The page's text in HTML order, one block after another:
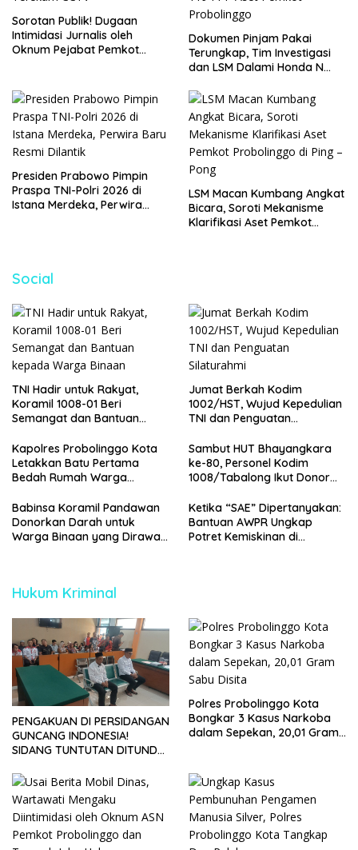
Sorotan Publik! Dugaan
Intimidasi Jurnalis oleh
Oknum Pejabat Pemkot
Dokumen Pinjam Pakai
Terungkap, Tim Investigasi
dan LSM Dalami Honda N
Probolinggo
Presiden Prabowo Pimpin
Praspa TNI-Polri 2026 di
Istana Merdeka, Perwira
LSM Macan Kumbang Angkat
Bicara, Soroti Mekanisme
Klarifikasi Aset Pemkot
Social
TNI Hadir untuk Rakyat,
Koramil 1008-01 Beri
Semangat dan Bantuan
Jumat Berkah Kodim
1002/HST, Wujud Kepedulian
TNI dan Penguatan
Kapolres Probolinggo Kota
Letakkan Batu Pertama
Bedah Rumah Warga
HUT Bhayangkara ke-80
Sambut HUT Bhayangkara
ke-80, Personel Kodim
1008/Tabalong Ikut Donor
Babinsa Koramil Pandawan
Donorkan Darah untuk
Warga Binaan yang Dirawat
Ketika “SAE” Dipertanyakan:
Bantuan AWPR Ungkap
Potret Kemiskinan di
Hukum Kriminal
PENGAKUAN DI PERSIDANGAN
GUNCANG INDONESIA!
SIDANG TUNTUTAN DITUNDA,
MENGAMUK DI PN MALANG
Polres Probolinggo Kota
Bongkar 3 Kasus Narkoba
dalam Sepekan, 20,01 Gram